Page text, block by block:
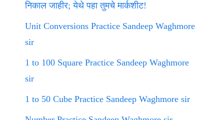
निकाल जाहीर; येथे पहा तुमचे मार्कशीट!
Unit Conversions Practice Sandeep Waghmore
sir
1 to 100 Square Practice Sandeep Waghmore
sir
1 to 50 Cube Practice Sandeep Waghmore sir